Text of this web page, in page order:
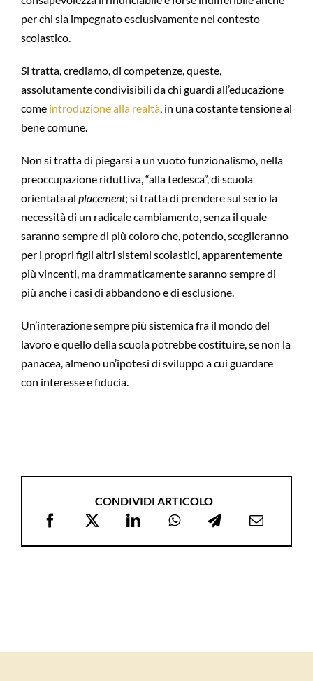
per chi sia impegnato esclusivamente nel contesto
scolastico.
Si tratta, crediamo, di competenze, queste,
assolutamente condivisibili da chi guardi all’educazione
come introduzione alla realtà, in una costante tensione al
bene comune.
Non si tratta di piegarsi a un vuoto funzionalismo, nella
preoccupazione riduttiva, “alla tedesca”, di scuola
orientata al placement; si tratta di prendere sul serio la
necessità di un radicale cambiamento, senza il quale
saranno sempre di più coloro che, potendo, sceglieranno
per i propri figli altri sistemi scolastici, apparentemente
più vincenti, ma drammaticamente saranno sempre di
più anche i casi di abbandono e di esclusione.
Un’interazione sempre più sistemica fra il mondo del
lavoro e quello della scuola potrebbe costituire, se non la
panacea, almeno un’ipotesi di sviluppo a cui guardare
con interesse e fiducia.
CONDIVIDI ARTICOLO